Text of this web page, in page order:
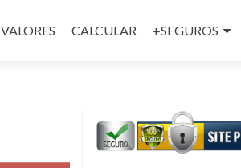
VALORES CALCULAR +SEGUROS